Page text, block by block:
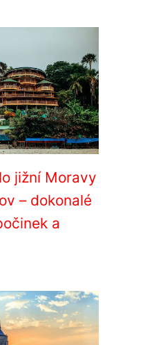
jižní Moravy
– dokonalé
a